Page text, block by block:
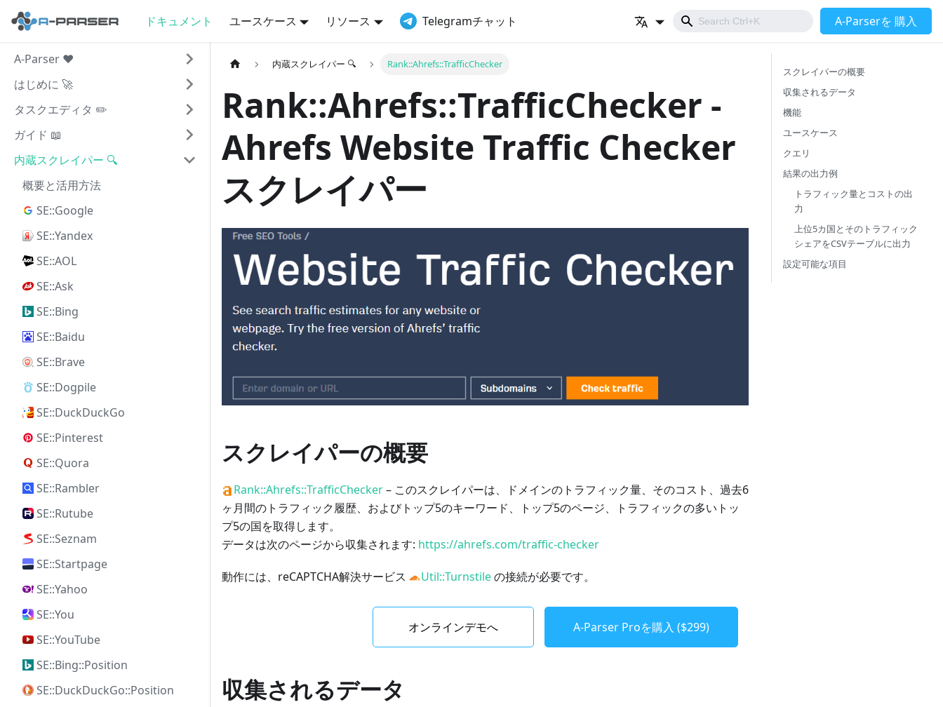
ドキュメント ユースケース リソース Telegramチャット A-Parserを 購入
A-Parser ❤️
はじめに 🚀
タスクエディタ ✏️
ガイド 📖
内蔵スクレイパー 🔍
概要と活用方法
SE::Google
SE::Yandex
SE::AOL
SE::Ask
SE::Bing
SE::Baidu
SE::Brave
SE::Dogpile
SE::DuckDuckGo
SE::Pinterest
SE::Quora
SE::Rambler
SE::Rutube
SE::Seznam
SE::Startpage
SE::Yahoo
SE::You
SE::YouTube
SE::Bing::Position
SE::DuckDuckGo::Position
内蔵スクレイパー 🔍 Rank::Ahrefs::TrafficChecker
Rank::Ahrefs::TrafficChecker -
Ahrefs Website Traffic Checker
スクレイパー
スクレイパーの概要
Rank::Ahrefs::TrafficChecker– このスクレイパーは、ドメインのトラフィック量、そのコスト、過去6
ヶ月間のトラフィック履歴、およびトップ5のキーワード、トップ5のページ、トラフィックの多いトッ
プ5の国を取得します。
データは次のページから収集されます: https://ahrefs.com/traffic-checker
動作には、reCAPTCHA解決サービス Util::Turnstileの接続が必要です。
オンラインデモへ A-Parser Proを購入 ($299)
収集されるデータ
スクレイパーの概要
収集されるデータ
機能
ユースケース
クエリ
結果の出力例
トラフィック量とコストの出
力
上位5カ国とそのトラフィック
シェアをCSVテーブルに出力
設定可能な項目